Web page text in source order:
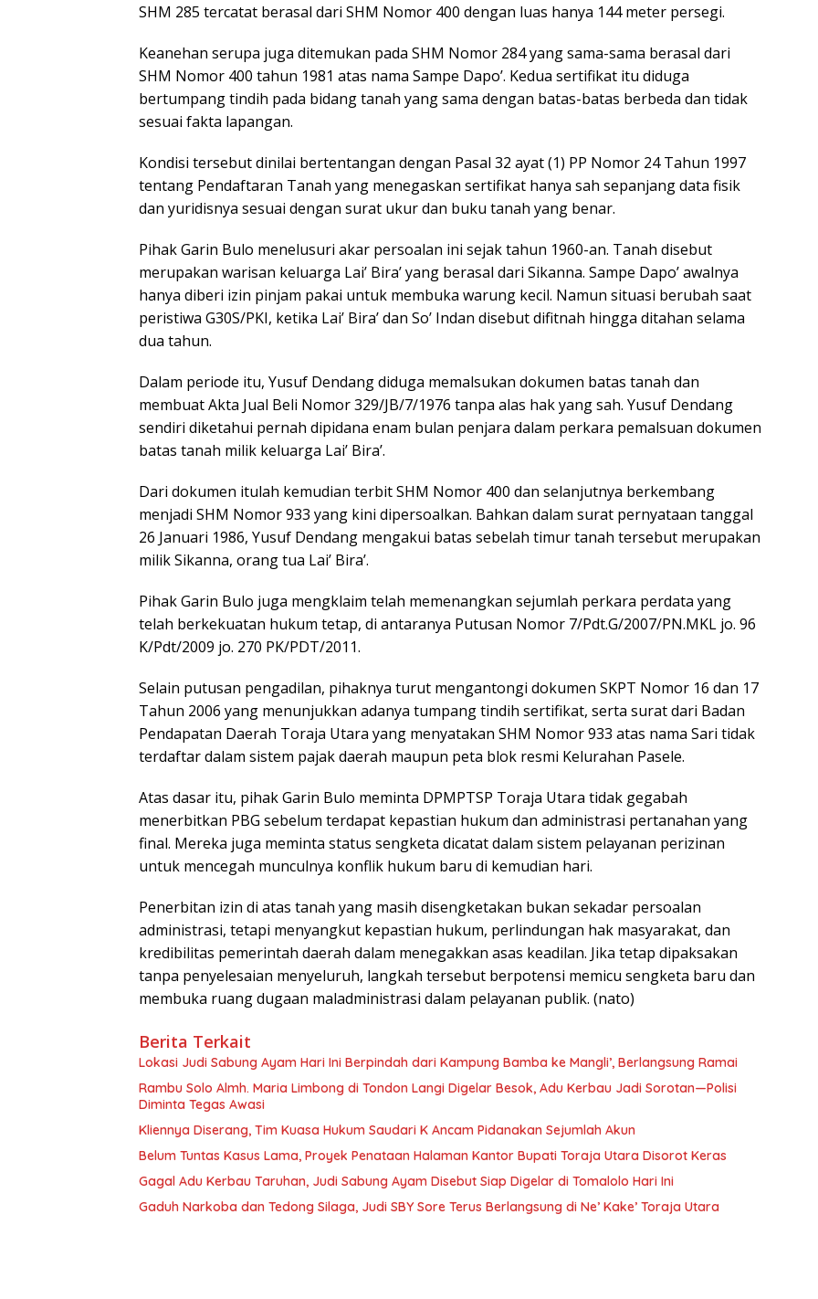
SHM 285 tercatat berasal dari SHM Nomor 400 dengan luas hanya 144 meter persegi.
Keanehan serupa juga ditemukan pada SHM Nomor 284 yang sama-sama berasal dari
SHM Nomor 400 tahun 1981 atas nama Sampe Dapo’. Kedua sertifikat itu diduga
bertumpang tindih pada bidang tanah yang sama dengan batas-batas berbeda dan tidak
sesuai fakta lapangan.
Kondisi tersebut dinilai bertentangan dengan Pasal 32 ayat (1) PP Nomor 24 Tahun 1997
tentang Pendaftaran Tanah yang menegaskan sertifikat hanya sah sepanjang data fisik
dan yuridisnya sesuai dengan surat ukur dan buku tanah yang benar.
Pihak Garin Bulo menelusuri akar persoalan ini sejak tahun 1960-an. Tanah disebut
merupakan warisan keluarga Lai’ Bira’ yang berasal dari Sikanna. Sampe Dapo’ awalnya
hanya diberi izin pinjam pakai untuk membuka warung kecil. Namun situasi berubah saat
peristiwa G30S/PKI, ketika Lai’ Bira’ dan So’ Indan disebut difitnah hingga ditahan selama
dua tahun.
Dalam periode itu, Yusuf Dendang diduga memalsukan dokumen batas tanah dan
membuat Akta Jual Beli Nomor 329/JB/7/1976 tanpa alas hak yang sah. Yusuf Dendang
sendiri diketahui pernah dipidana enam bulan penjara dalam perkara pemalsuan dokumen
batas tanah milik keluarga Lai’ Bira’.
Dari dokumen itulah kemudian terbit SHM Nomor 400 dan selanjutnya berkembang
menjadi SHM Nomor 933 yang kini dipersoalkan. Bahkan dalam surat pernyataan tanggal
26 Januari 1986, Yusuf Dendang mengakui batas sebelah timur tanah tersebut merupakan
milik Sikanna, orang tua Lai’ Bira’.
Pihak Garin Bulo juga mengklaim telah memenangkan sejumlah perkara perdata yang
telah berkekuatan hukum tetap, di antaranya Putusan Nomor 7/Pdt.G/2007/PN.MKL jo. 96
K/Pdt/2009 jo. 270 PK/PDT/2011.
Selain putusan pengadilan, pihaknya turut mengantongi dokumen SKPT Nomor 16 dan 17
Tahun 2006 yang menunjukkan adanya tumpang tindih sertifikat, serta surat dari Badan
Pendapatan Daerah Toraja Utara yang menyatakan SHM Nomor 933 atas nama Sari tidak
terdaftar dalam sistem pajak daerah maupun peta blok resmi Kelurahan Pasele.
Atas dasar itu, pihak Garin Bulo meminta DPMPTSP Toraja Utara tidak gegabah
menerbitkan PBG sebelum terdapat kepastian hukum dan administrasi pertanahan yang
final. Mereka juga meminta status sengketa dicatat dalam sistem pelayanan perizinan
untuk mencegah munculnya konflik hukum baru di kemudian hari.
Penerbitan izin di atas tanah yang masih disengketakan bukan sekadar persoalan
administrasi, tetapi menyangkut kepastian hukum, perlindungan hak masyarakat, dan
kredibilitas pemerintah daerah dalam menegakkan asas keadilan. Jika tetap dipaksakan
tanpa penyelesaian menyeluruh, langkah tersebut berpotensi memicu sengketa baru dan
membuka ruang dugaan maladministrasi dalam pelayanan publik. (nato)
Berita Terkait
Lokasi Judi Sabung Ayam Hari Ini Berpindah dari Kampung Bamba ke Mangli’, Berlangsung Ramai
Rambu Solo Almh. Maria Limbong di Tondon Langi Digelar Besok, Adu Kerbau Jadi Sorotan—Polisi
Diminta Tegas Awasi
Kliennya Diserang, Tim Kuasa Hukum Saudari K Ancam Pidanakan Sejumlah Akun
Belum Tuntas Kasus Lama, Proyek Penataan Halaman Kantor Bupati Toraja Utara Disorot Keras
Gagal Adu Kerbau Taruhan, Judi Sabung Ayam Disebut Siap Digelar di Tomalolo Hari Ini
Gaduh Narkoba dan Tedong Silaga, Judi SBY Sore Terus Berlangsung di Ne’ Kake’ Toraja Utara